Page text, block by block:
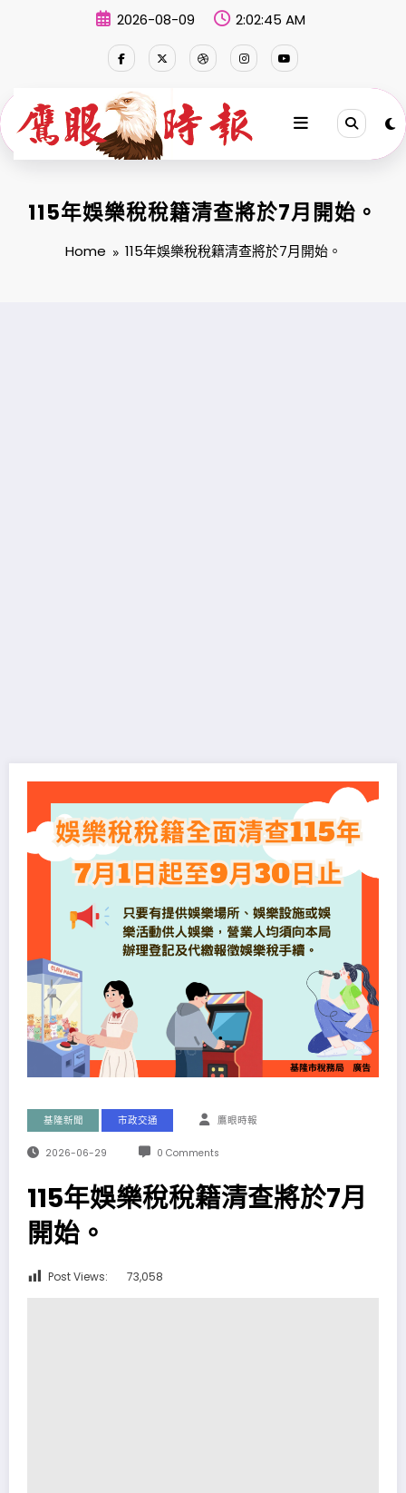
2026-08-09 2:02:46 AM
115年娛樂稅稅籍清查將於7月開始。
Home 115年娛樂稅稅籍清查將於7月開始。
基隆新聞 市政交通 鷹眼時報
2026-06-29 0 Comments
115年娛樂稅稅籍清查將於7月
開始。
Post Views: 73,058